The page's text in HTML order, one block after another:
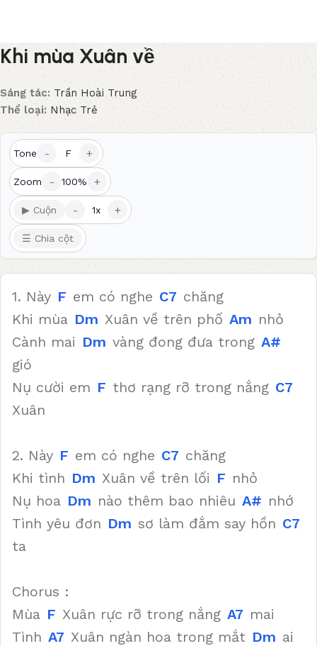
Khi mùa Xuân về
Sáng tác: Trần Hoài Trung
Thể loại: Nhạc Trẻ
Tone - F +
Zoom - 100% +
▶ Cuộn - 1x +
☰ Chia cột
1. Này F em có nghe C7 chăng
Khi mùa Dm Xuân về trên phố Am nhỏ
Cành mai Dm vàng đong đưa trong A#
gió
Nụ cười em F thơ rạng rỡ trong nắng C7
Xuân
2. Này F em có nghe C7 chăng
Khi tình Dm Xuân về trên lối F nhỏ
Nụ hoa Dm nào thêm bao nhiêu A# nhớ
Tình yêu đơn Dm sơ làm đắm say hồn C7
ta
Chorus :
Mùa F Xuân rực rỡ trong nắng A7 mai
Tình A7 Xuân ngàn hoa trong mắt Dm ai